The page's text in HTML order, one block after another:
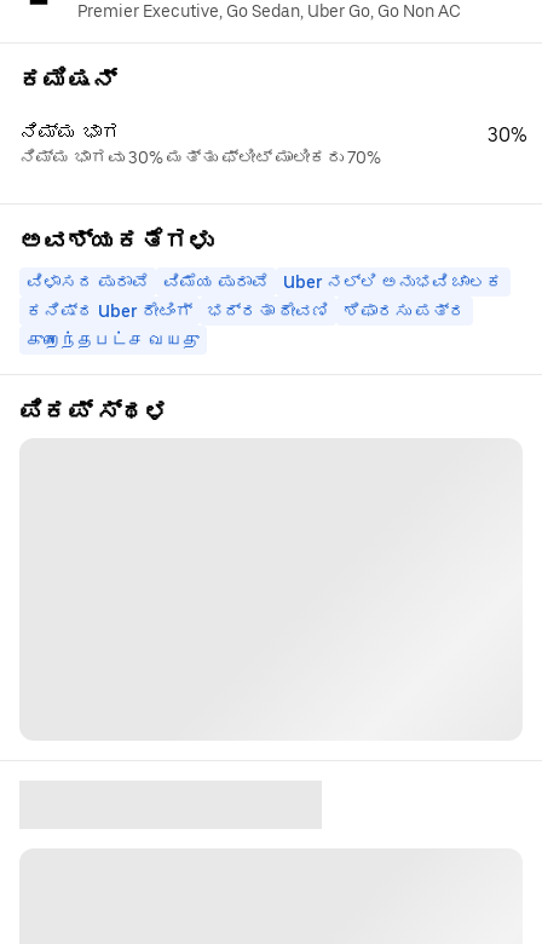
Premier Executive, Go Sedan, Uber Go, Go Non AC
ಕಮಿಷನ್
ನಿಮ್ಮ ಭಾಗ
ನಿಮ್ಮ ಭಾಗವು 30% ಮತ್ತು ಫ್ಲೀಟ್ ಮಾಲೀಕರು 70%
30%
ಅವಶ್ಯಕತೆಗಳು
ವಿಳಾಸದ ಪುರಾವೆ ವಿಮೆಯ ಪುರಾವೆ
Uber ನಲ್ಲಿ ಅನುಭವಿ ಚಾಲಕ
ಕನಿಷ್ಠ Uber ರೇಟಿಂಗ್
ಭದ್ರತಾ ಠೇವಣಿ
ಶಿಫಾರಸು ಪತ್ರ
குறைந்தபட்ச வயது
ಪಿಕಪ್ ಸ್ಥಳ